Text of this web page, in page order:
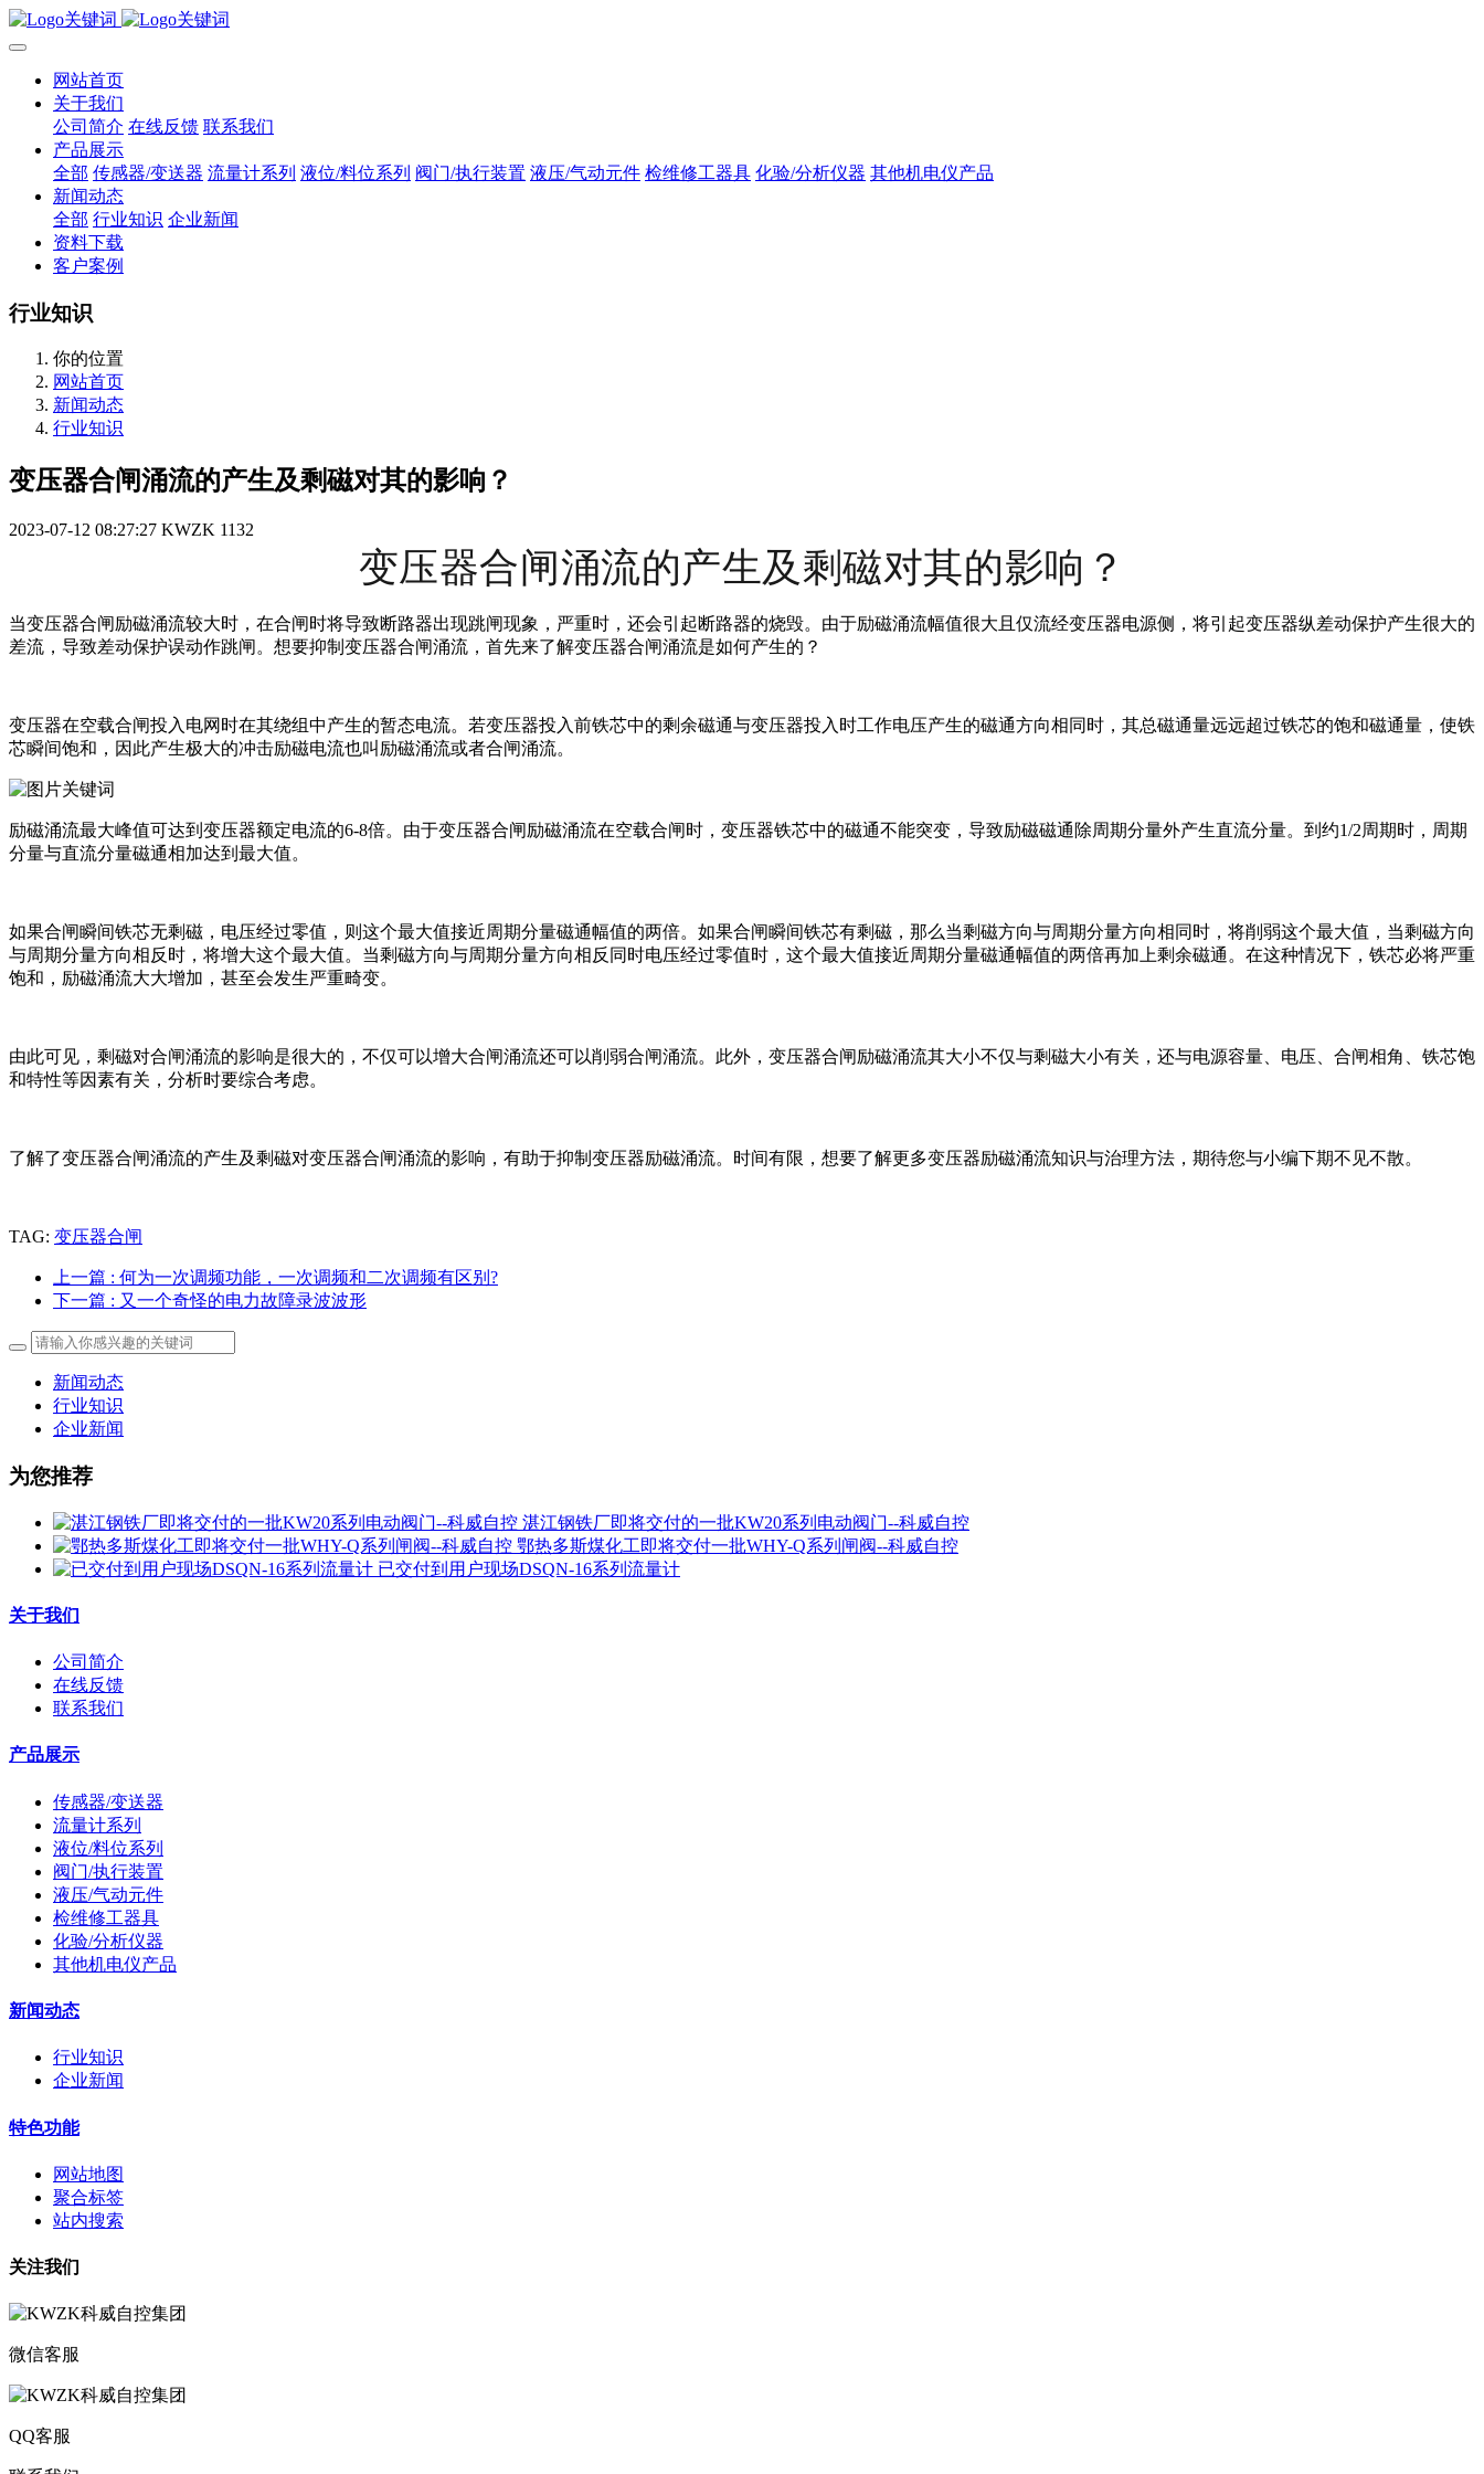
网站首页
关于我们
公司简介 在线反馈 联系我们
产品展示
全部 传感器/变送器 流量计系列 液位/料位系列 阀门/执行装置 液压/气动元件 检维修工器具 化验/分析仪器 其他机电仪产品
新闻动态
全部 行业知识 企业新闻
资料下载
客户案例
行业知识
你的位置
网站首页
新闻动态
行业知识
变压器合闸涌流的产生及剩磁对其的影响？
2023-07-12 08:27:27 KWZK 1132
变压器合闸涌流的产生及剩磁对其的影响？
当变压器合闸励磁涌流较大时，在合闸时将导致断路器出现跳闸现象，严重时，还会引起断路器的烧毁。由于励磁涌流幅值很大且仅流经变压器电源侧，将引起变压器纵差动保护产生很大的
差流，导致差动保护误动作跳闸。想要抑制变压器合闸涌流，首先来了解变压器合闸涌流是如何产生的？
变压器在空载合闸投入电网时在其绕组中产生的暂态电流。若变压器投入前铁芯中的剩余磁通与变压器投入时工作电压产生的磁通方向相同时，其总磁通量远远超过铁芯的饱和磁通量，使铁
芯瞬间饱和，因此产生极大的冲击励磁电流也叫励磁涌流或者合闸涌流。
励磁涌流最大峰值可达到变压器额定电流的6-8倍。由于变压器合闸励磁涌流在空载合闸时，变压器铁芯中的磁通不能突变，导致励磁磁通除周期分量外产生直流分量。到约1/2周期时，周期
分量与直流分量磁通相加达到最大值。
如果合闸瞬间铁芯无剩磁，电压经过零值，则这个最大值接近周期分量磁通幅值的两倍。如果合闸瞬间铁芯有剩磁，那么当剩磁方向与周期分量方向相同时，将削弱这个最大值，当剩磁方向
与周期分量方向相反时，将增大这个最大值。当剩磁方向与周期分量方向相反同时电压经过零值时，这个最大值接近周期分量磁通幅值的两倍再加上剩余磁通。在这种情况下，铁芯必将严重
饱和，励磁涌流大大增加，甚至会发生严重畸变。
由此可见，剩磁对合闸涌流的影响是很大的，不仅可以增大合闸涌流还可以削弱合闸涌流。此外，变压器合闸励磁涌流其大小不仅与剩磁大小有关，还与电源容量、电压、合闸相角、铁芯饱
和特性等因素有关，分析时要综合考虑。
了解了变压器合闸涌流的产生及剩磁对变压器合闸涌流的影响，有助于抑制变压器励磁涌流。时间有限，想要了解更多变压器励磁涌流知识与治理方法，期待您与小编下期不见不散。
TAG: 变压器合闸
上一篇 : 何为一次调频功能，一次调频和二次调频有区别?
下一篇 : 又一个奇怪的电力故障录波波形
新闻动态
行业知识
企业新闻
为您推荐
湛江钢铁厂即将交付的一批KW20系列电动阀门--科威自控
鄂热多斯煤化工即将交付一批WHY-Q系列闸阀--科威自控
已交付到用户现场DSQN-16系列流量计
关于我们
公司简介
在线反馈
联系我们
产品展示
传感器/变送器
流量计系列
液位/料位系列
阀门/执行装置
液压/气动元件
检维修工器具
化验/分析仪器
其他机电仪产品
新闻动态
行业知识
企业新闻
特色功能
网站地图
聚合标签
站内搜索
关注我们
微信客服
QQ客服